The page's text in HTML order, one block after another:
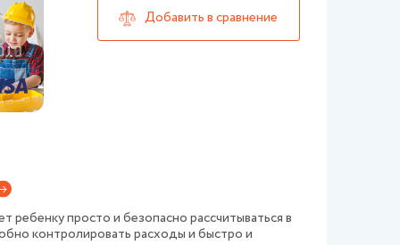
ребенку просто и безопасно рассчитываться в
контролировать расходы и быстро и